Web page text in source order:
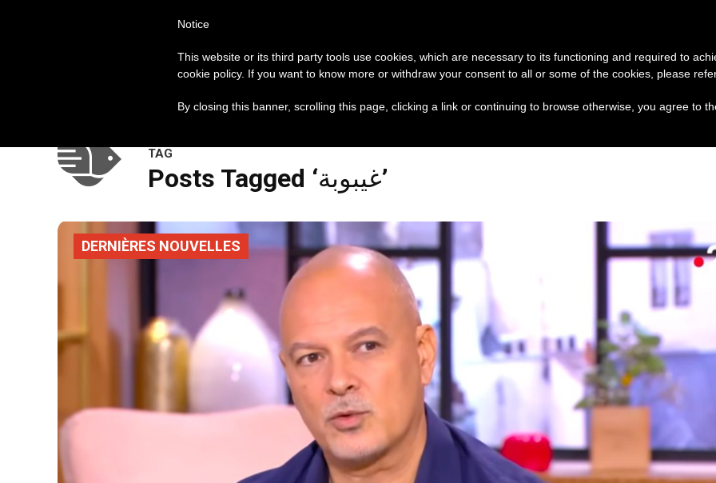
TAG
Posts Tagged ‘غيبوبة’
DERNIÈRES NOUVELLES
Notice
This website or its third party tools use cookies, which are necessary to its functioning and required to
cookie policy. If you want to know more or withdraw your consent to all or some of the cookies, please
By closing this banner, scrolling this page, clicking a link or continuing to browse otherwise, you agree to